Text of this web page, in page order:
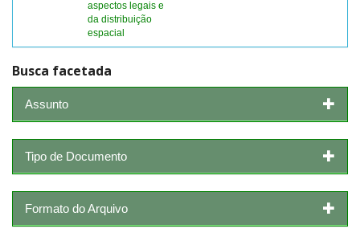
aspectos legais e
da distribuição
espacial
Busca facetada
Assunto
Tipo de Documento
Formato do Arquivo